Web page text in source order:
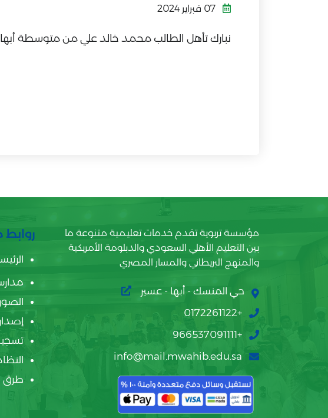
نبارك تأهل الطالب محمد خالد علي من متوسطة أبها
مؤسسة تربوية تقدم خدمات تعليمية متنوعة ما
بين التعليم الأهلي السعودي والدبلومة الأمريكية
والمنهج البريطاني والمسار المصري
حي المنسك - أبها - عسير
+0172261122
+966537091111
info@mail.mwahib.edu.sa
الصور
طرق